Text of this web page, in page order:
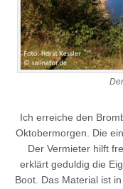
Ich erreiche den
Oktobermorgen. Die
Der Vermieter hilft
erklärt geduldig die
Boot. Das Material ist